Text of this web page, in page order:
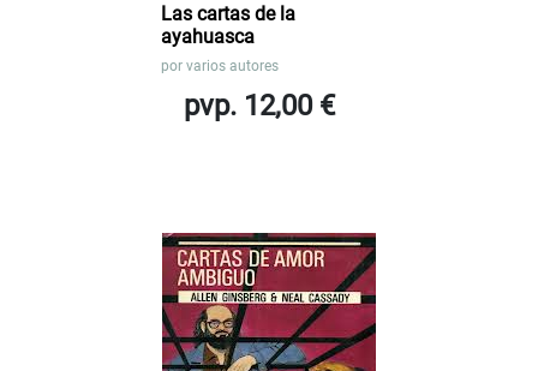
Las cartas de la
ayahuasca
por varios autores
pvp. 12,00 €